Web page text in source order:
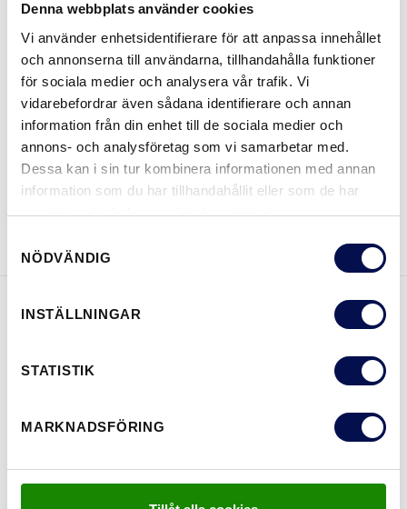
Denna webbplats använder cookies
Vi använder enhetsidentifierare för att anpassa innehållet
och annonserna till användarna, tillhandahålla funktioner
för sociala medier och analysera vår trafik. Vi
vidarebefordrar även sådana identifierare och annan
information från din enhet till de sociala medier och
annons- och analysföretag som vi samarbetar med.
Dessa kan i sin tur kombinera informationen med annan
information som du har tillhandahållit eller som de har
samlat in när du har använt deras tjänster.
NÖDVÄNDIG
INSTÄLLNINGAR
STATISTIK
MARKNADSFÖRING
STORLEKAR
VAR KAN MAN KÖPA
LADDA NER BROSCHYR KONTAKTA OSS